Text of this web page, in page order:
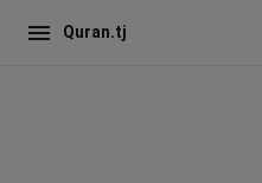
Quran.tj